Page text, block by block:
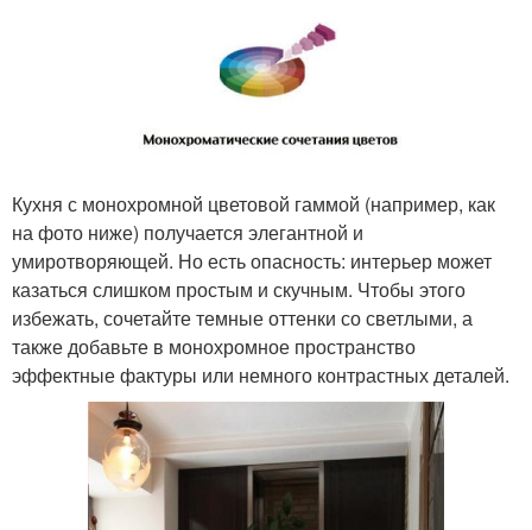
Кухня с монохромной цветовой гаммой (например, как
на фото ниже) получается элегантной и
умиротворяющей. Но есть опасность: интерьер может
казаться слишком простым и скучным. Чтобы этого
избежать, сочетайте темные оттенки со светлыми, а
также добавьте в монохромное пространство
эффектные фактуры или немного контрастных деталей.